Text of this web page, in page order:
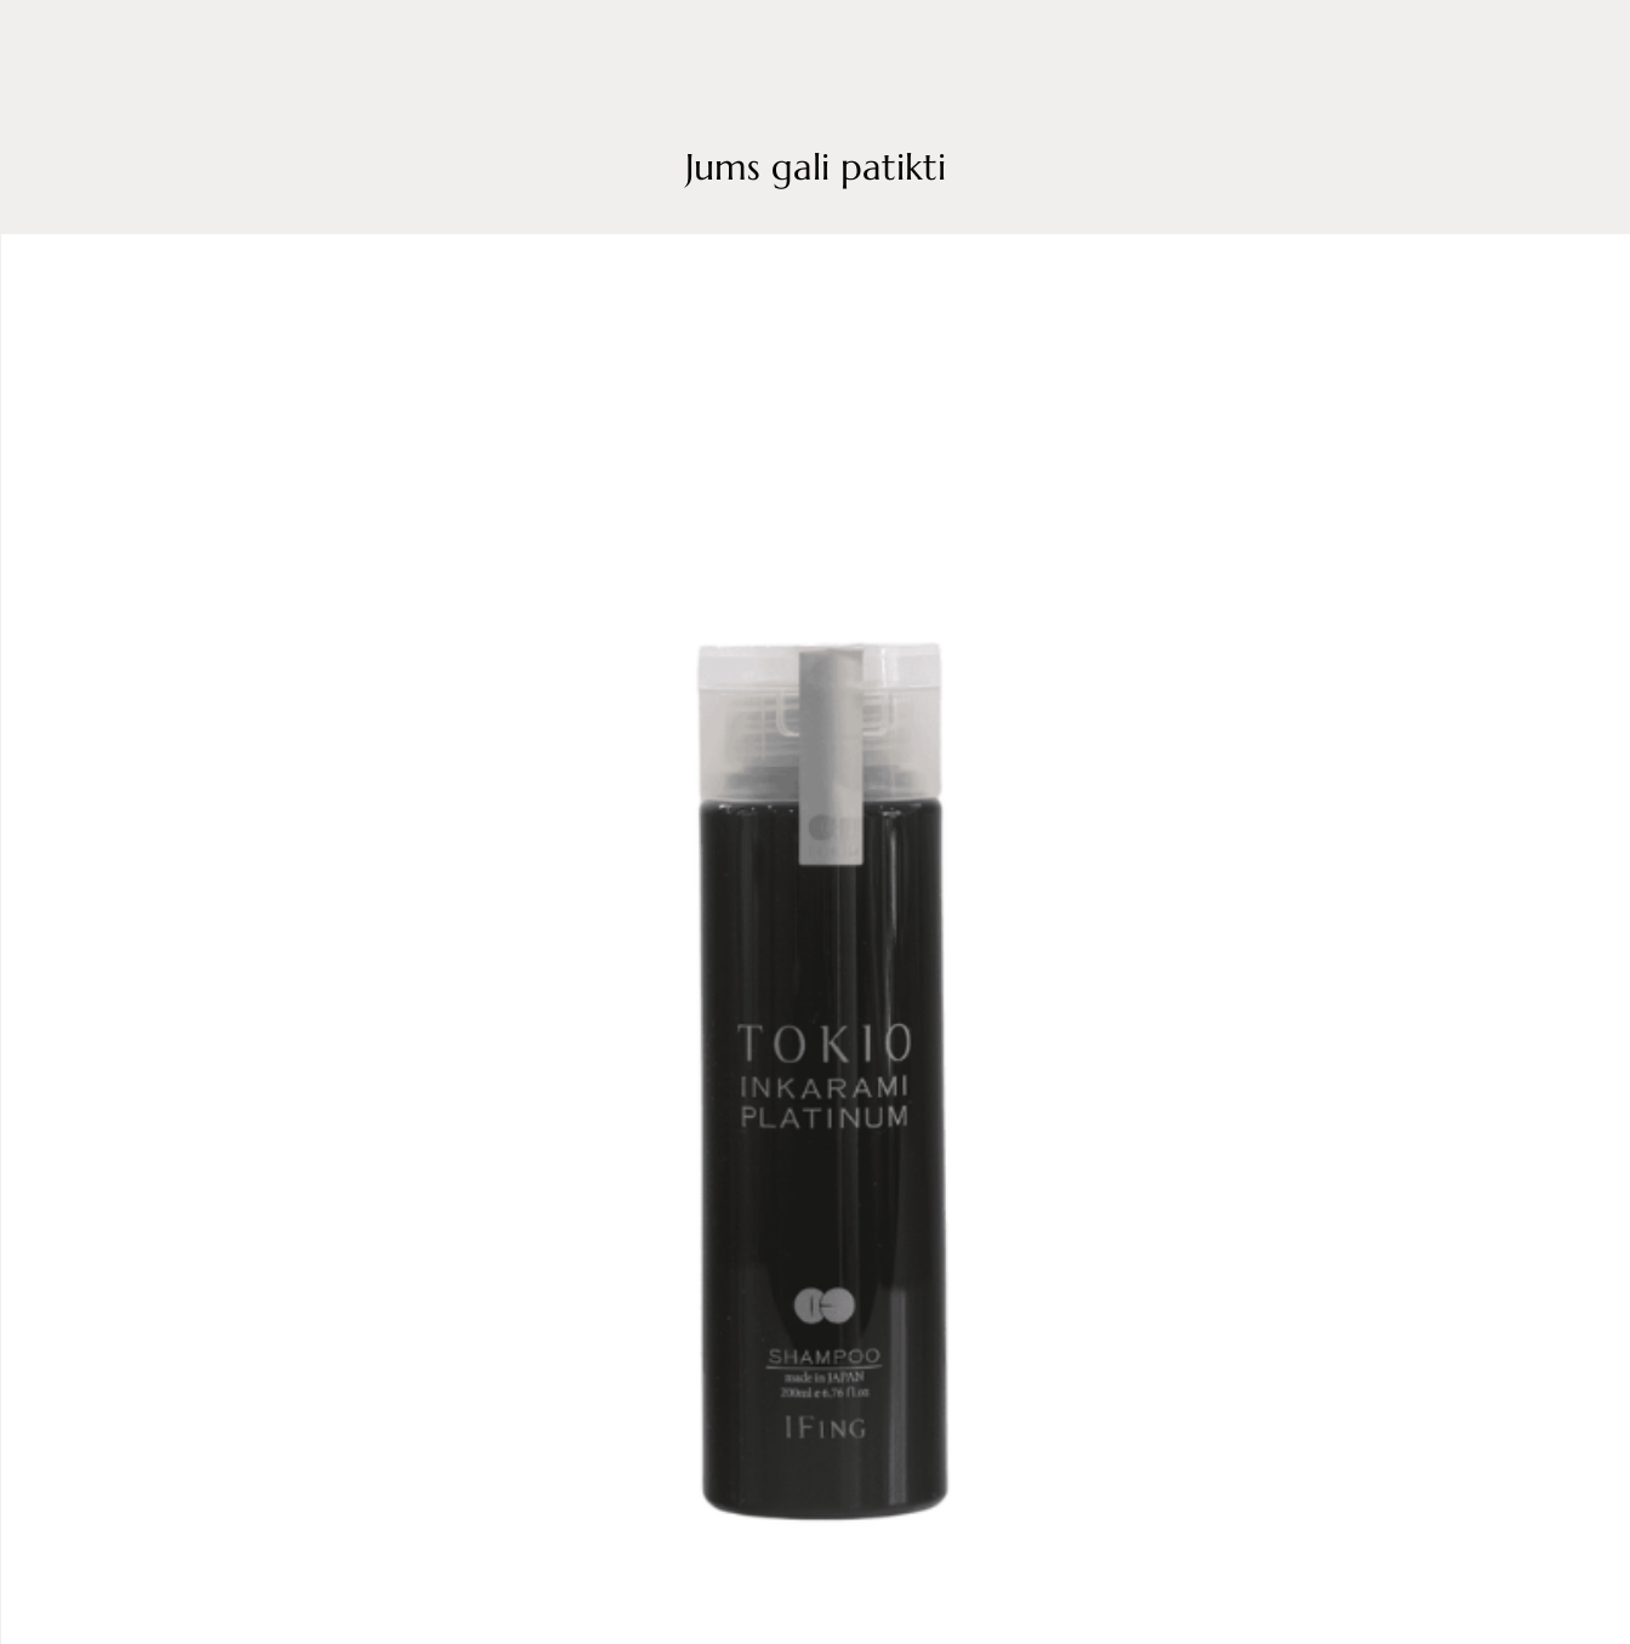
Jums gali patikti